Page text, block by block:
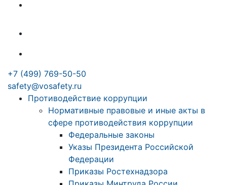
+7 (499) 769-50-50
safety@vosafety.ru
Противодействие коррупции
Нормативные правовые и иные акты в
сфере противодействия коррупции
Федеральные законы
Указы Президента Российской
Федерации
Приказы Ростехнадзора